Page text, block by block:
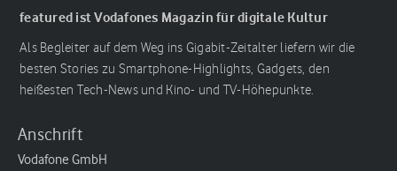
featured ist Vodafones Magazin für digitale Kultur
Als Begleiter auf dem Weg ins Gigabit-Zeitalter liefern wir die
besten Stories zu Smartphone-Highlights, Gadgets, den
heißesten Tech-News und Kino- und TV-Höhepunkte.
Anschrift
Vodafone GmbH